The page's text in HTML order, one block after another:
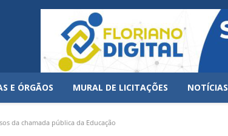
E ÓRGÃOS MURAL DE LICITAÇÕES NOTÍCIAS
da chamada pública da Educação